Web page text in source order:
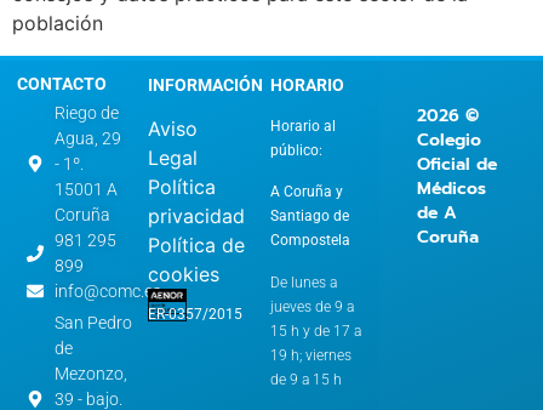
población
CONTACTO
Riego de
Agua, 29
- 1º.
15001 A
Coruña
981 295
899
info@comc.es
San Pedro
de
Mezonzo,
39 - bajo.
INFORMACIÓN
Aviso
Legal
Política
privacidad
Política de
cookies
ER-0357/2015
HORARIO
Horario al
público:
A Coruña y
Santiago de
Compostela
De lunes a
jueves de 9 a
15 h y de 17 a
19 h; viernes
de 9 a 15 h
2026 ©
Colegio
Oficial de
Médicos
de A
Coruña